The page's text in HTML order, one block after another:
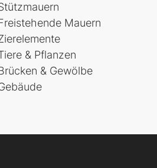
Mauern
& Pflanzen
& Gewölbe